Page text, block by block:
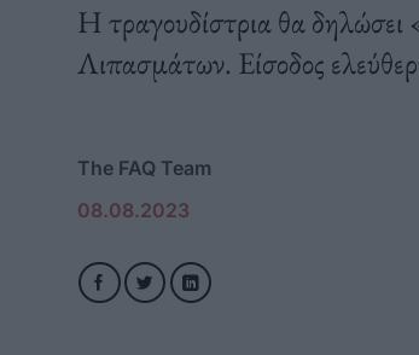
Η τραγουδίστρια θα
Λιπασμάτων. Είσοδος
The FAQ Team
08.08.2023